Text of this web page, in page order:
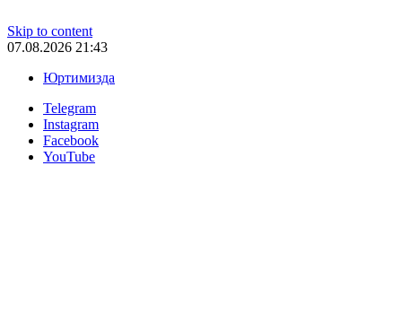
Skip to content
07.08.2026 21:43
Юртимизда
Telegram
Instagram
Facebook
YouTube